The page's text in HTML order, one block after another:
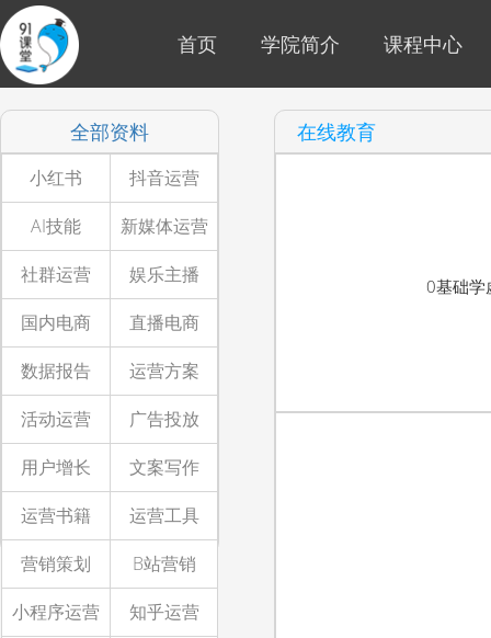
首页 学院简介 课程中心
全部资料
小红书
抖音运营
AI技能
新媒体运营
社群运营
娱乐主播
国内电商
直播电商
数据报告
运营方案
活动运营
广告投放
用户增长
文案写作
运营书籍
运营工具
营销策划
B站营销
小程序运营
知乎运营
在线教育
0基础学